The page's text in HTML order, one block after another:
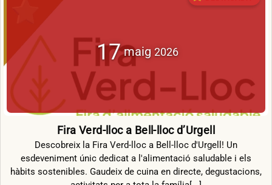
17 maig 2026
Fira Verd-lloc a Bell-lloc d’Urgell
Descobreix la Fira Verd-lloc a Bell-lloc d'Urgell! Un
esdeveniment únic dedicat a l'alimentació saludable i els
hàbits sostenibles. Gaudeix de cuina en directe, degustacions,